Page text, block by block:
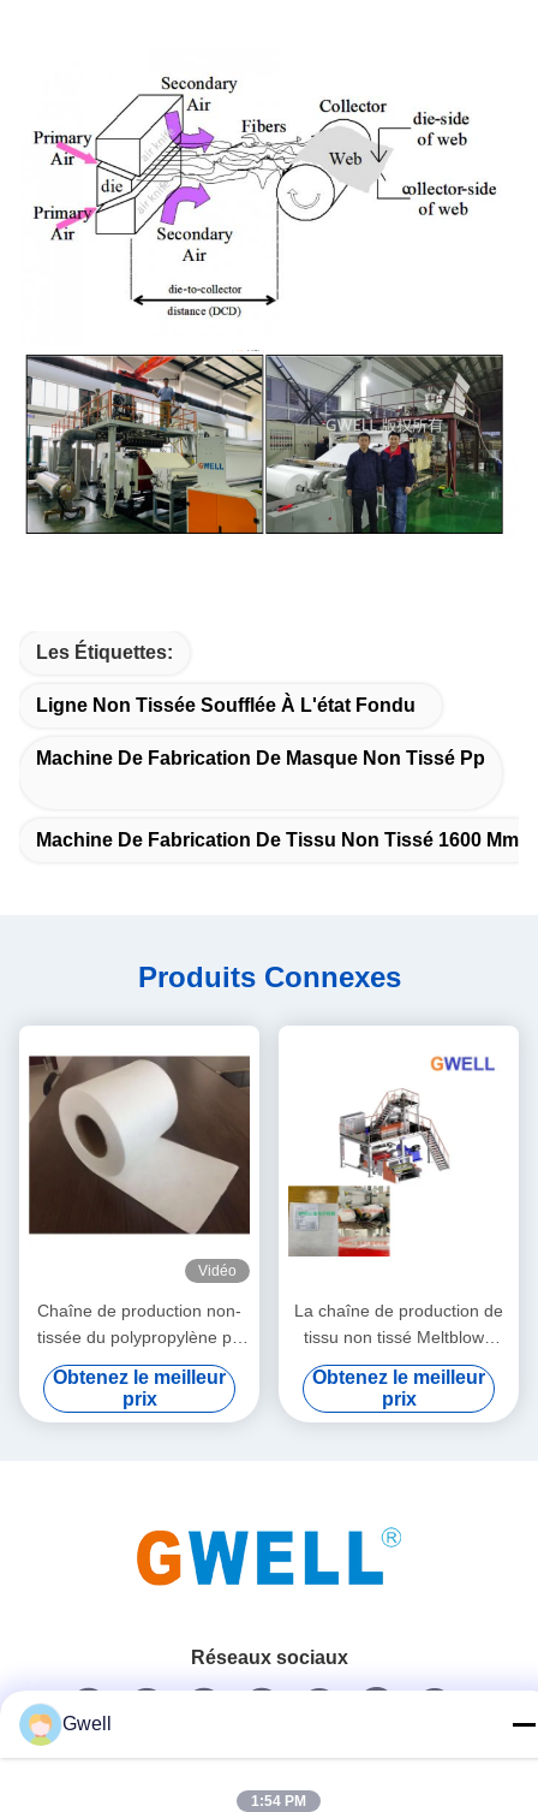
Les Étiquettes:
Ligne Non Tissée Soufflée À L'état Fondu
Machine De Fabrication De Masque Non Tissé Pp
Machine De Fabrication De Tissu Non Tissé 1600 Mm
Produits Connexes
Vidéo
Chaîne de production non-
tissée du polypropylène pp
Meltblown extrusion de tissu
Obtenez le meilleur
prix
La chaîne de production de
tissu non tissé Meltblown
fournit l'installation et la mise
en service
Obtenez le meilleur
prix
Réseaux sociaux
Contact rapide
Gwell
1:54 PM